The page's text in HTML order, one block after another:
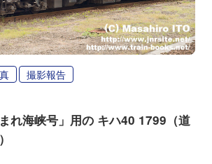
撮影報告
れ海峡号」用の キハ40 1799（道